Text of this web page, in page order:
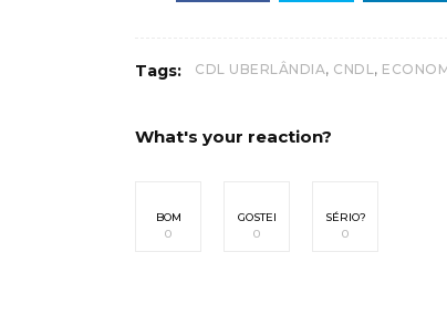
Tags: CDL UBERLÂNDIA, CNDL,
What's your reaction?
BOM
0
GOSTEI
0
SÉRIO?
0